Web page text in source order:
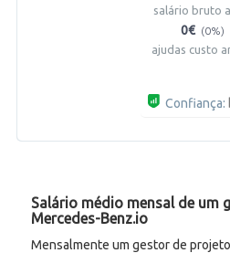
salário bruto
0€ (0%)
ajudas custo
Confiança:
Salário médio mensal de um
Mercedes-Benz.io
Mensalmente um gestor de